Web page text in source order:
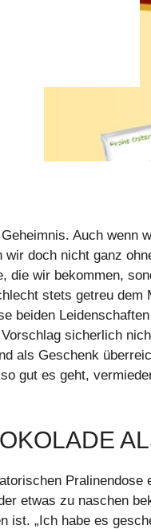
Auch wenn
doch nicht ganz
die wir bekommen,
stets getreu dem
beiden
sicherlich
als Geschenk
gut es geht,
etwas zu naschen
ist. „Ich habe es